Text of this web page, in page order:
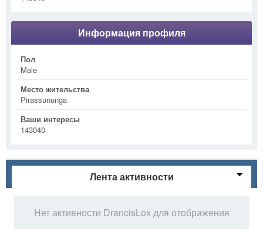
Информация профиля
Пол
Male
Место жительства
Pirassununga
Ваши интересы
143040
Лента активности
Нет активности DrancisLox для отображения